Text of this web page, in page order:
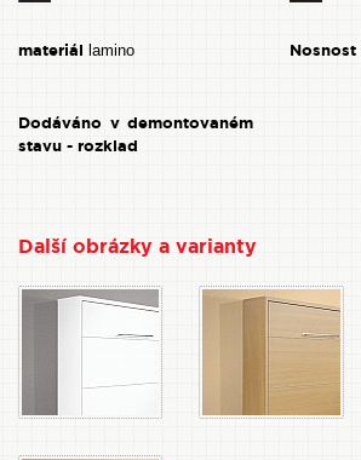
materiál lamino Nosnost
Dodáváno v demontovaném
stavu - rozklad
Další obrázky a varianty